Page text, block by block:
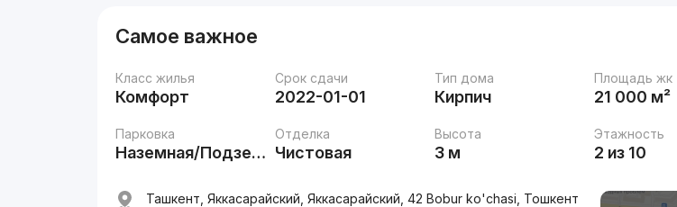
Самое важное
Класс жилья
Комфорт
Срок сдачи
2022-01-01
Тип дома
Кирпич
Площадь жк
21 000 м²
Парковка
Наземная/Подземная
Отделка
Чистовая
Высота
3 м
Этажность
2 из 10
Ташкент, Яккасарайский, Яккасарайский, 42 Bobur ko'chasi, Тошкент